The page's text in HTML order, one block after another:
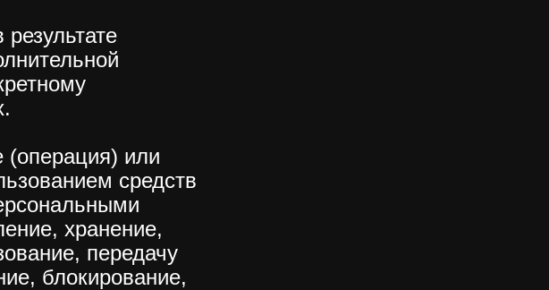
или
средств
хранение,
передачу
блокирование,